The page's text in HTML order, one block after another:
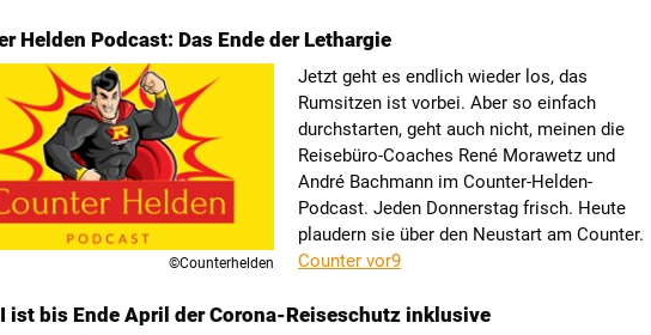
Helden Podcast: Das Ende der Lethargie
©Counterhelden
Jetzt geht es endlich wieder los, das
Rumsitzen ist vorbei. Aber so einfach
durchstarten, geht auch nicht, meinen die
Reisebüro-Coaches René Morawetz und
André Bachmann im Counter-Helden-
Podcast. Jeden Donnerstag frisch. Heute
plaudern sie über den Neustart am Counter.
Counter vor9
ist bis Ende April der Corona-Reiseschutz inklusive